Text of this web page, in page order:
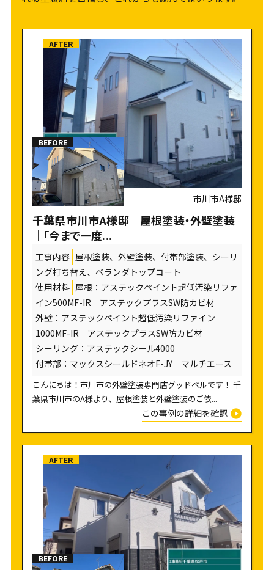
市川市A様邸
千葉県市川市A様邸｜屋根塗装・外壁塗装
｜「今まで一度...
工事内容 屋根塗装、外壁塗装、付帯部塗装、シーリ
ング打ち替え、ベランダトップコート
使用材料 屋根：アステックペイント超低汚染リファ
イン500MF-IR アステックプラスSW防カビ材
外壁：アステックペイント超低汚染リファイン
1000MF-IR アステックプラスSW防カビ材
シーリング：アステックシール4000
付帯部：マックスシールドネオF-JY マルチエース
こんにちは！市川市の外壁塗装専門店グッドベルです！ 千
葉県市川市のA様より、屋根塗装と外壁塗装のご依...
この事例の詳細を確認